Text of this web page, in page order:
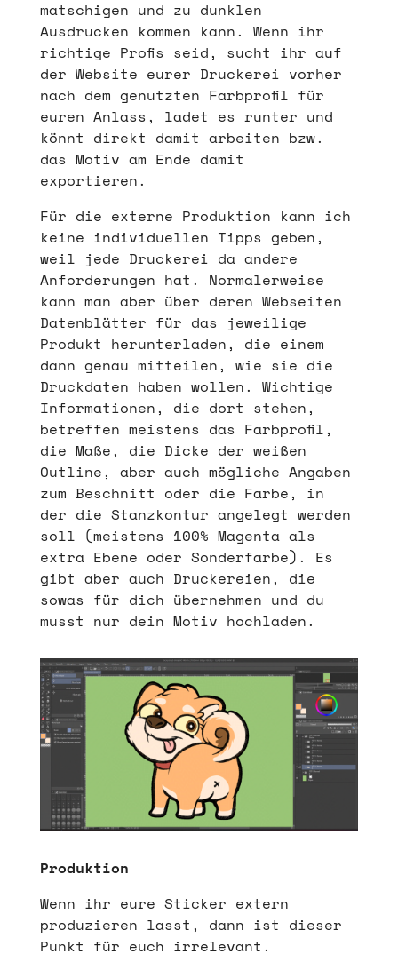
matschigen und zu dunklen
Ausdrucken kommen kann. Wenn ihr
richtige Profis seid, sucht ihr auf
der Website eurer Druckerei vorher
nach dem genutzten Farbprofil für
euren Anlass, ladet es runter und
könnt direkt damit arbeiten bzw.
das Motiv am Ende damit
exportieren.
Für die externe Produktion kann ich
keine individuellen Tipps geben,
weil jede Druckerei da andere
Anforderungen hat. Normalerweise
kann man aber über deren Webseiten
Datenblätter für das jeweilige
Produkt herunterladen, die einem
dann genau mitteilen, wie sie die
Druckdaten haben wollen. Wichtige
Informationen, die dort stehen,
betreffen meistens das Farbprofil,
die Maße, die Dicke der weißen
Outline, aber auch mögliche Angaben
zum Beschnitt oder die Farbe, in
der die Stanzkontur angelegt werden
soll (meistens 100% Magenta als
extra Ebene oder Sonderfarbe). Es
gibt aber auch Druckereien, die
sowas für dich übernehmen und du
musst nur dein Motiv hochladen.
Produktion
Wenn ihr eure Sticker extern
produzieren lasst, dann ist dieser
Punkt für euch irrelevant.